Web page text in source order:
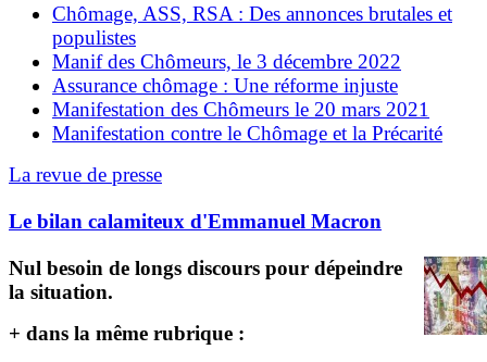
Chômage, ASS, RSA : Des annonces brutales et
populistes
Manif des Chômeurs, le 3 décembre 2022
Assurance chômage : Une réforme injuste
Manifestation des Chômeurs le 20 mars 2021
Manifestation contre le Chômage et la Précarité
La revue de presse
Le bilan calamiteux d'Emmanuel Macron
Nul besoin de longs discours pour dépeindre
la situation.
+ dans la même rubrique :